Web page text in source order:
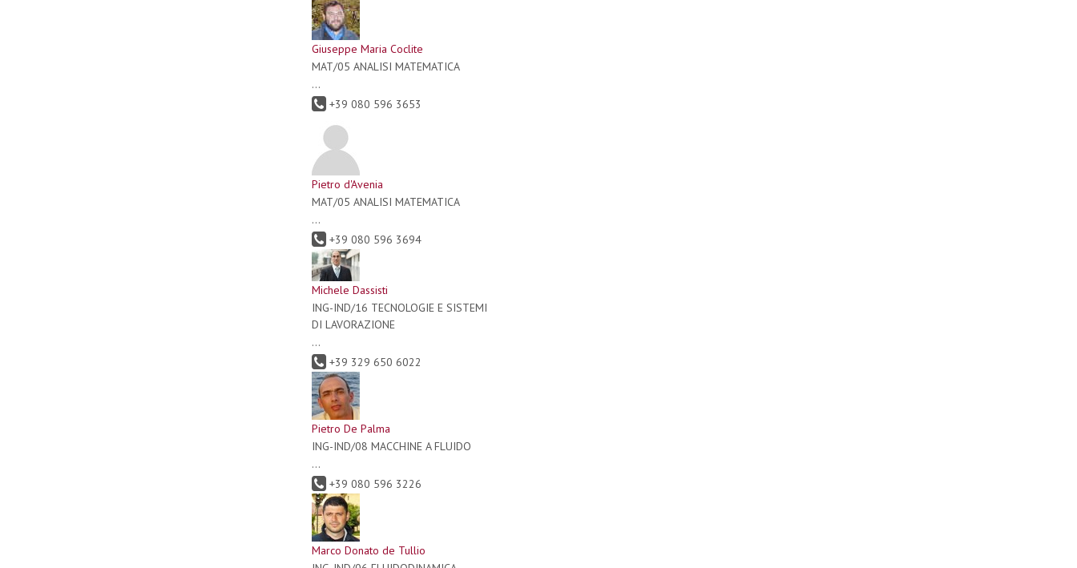
Giuseppe Maria Coclite
MAT/05 ANALISI MATEMATICA
...
+39 080 596 3653
Pietro d'Avenia
MAT/05 ANALISI MATEMATICA
...
+39 080 596 3694
Michele Dassisti
ING-IND/16 TECNOLOGIE E SISTEMI
DI LAVORAZIONE
...
+39 329 650 6022
Pietro De Palma
ING-IND/08 MACCHINE A FLUIDO
...
+39 080 596 3226
Marco Donato de Tullio